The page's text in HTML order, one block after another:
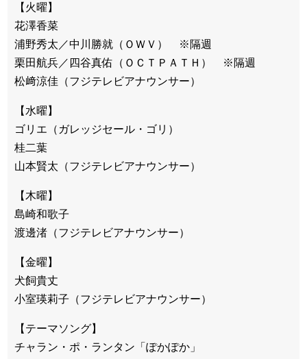
【火曜】
花澤香菜
浦野秀太／中川勝就（ＯＷＶ） ※隔週
栗田航兵／四谷真佑（ＯＣＴＰＡＴＨ） ※隔週
松﨑涼佳（フジテレビアナウンサー）
【水曜】
ゴリエ（ガレッジセール・ゴリ）
桂二葉
山本賢太（フジテレビアナウンサー）
【木曜】
島崎和歌子
渡邊渚（フジテレビアナウンサー）
【金曜】
犬飼貴丈
小室瑛莉子（フジテレビアナウンサー）
【テーマソング】
チャラン・ポ・ランタン「ぽかぽか」